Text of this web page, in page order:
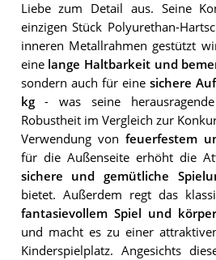
Liebe zum Detail aus. Seine
einzigen Stück Polyurethan-
inneren Metallrahmen gestützt
eine lange Haltbarkeit und
sondern auch für einesichere
kg- was seine
Robustheit im Vergleich zur
Verwendung von feuerfestem
für die Außenseite erhöht die
sichere und gemütliche
bietet. Außerdem regt das
fantasievollem Spiel und
und macht es zu einer
Kinderspielplatz. Angesichts